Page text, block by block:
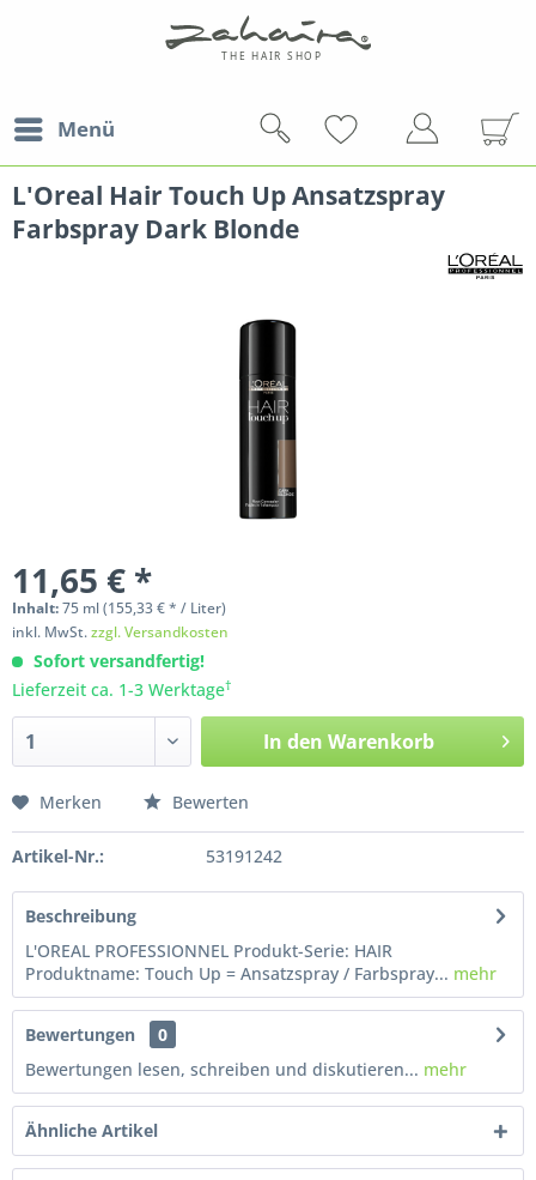
Menü
L'Oreal Hair Touch Up Ansatzspray
Farbspray Dark Blonde
11,65 € *
Inhalt:75 ml(155,33 € * / Liter)
inkl. MwSt.zzgl. Versandkosten
Sofort versandfertig!
Lieferzeit ca. 1-3 Werktage†
In den Warenkorb
Merken Bewerten
Artikel-Nr.: 53191242
Beschreibung
L'OREAL PROFESSIONNEL Produkt-Serie: HAIR
Produktname: Touch Up = Ansatzspray / Farbspray... mehr
Bewertungen
0
Bewertungen lesen, schreiben und diskutieren... mehr
Ähnliche Artikel